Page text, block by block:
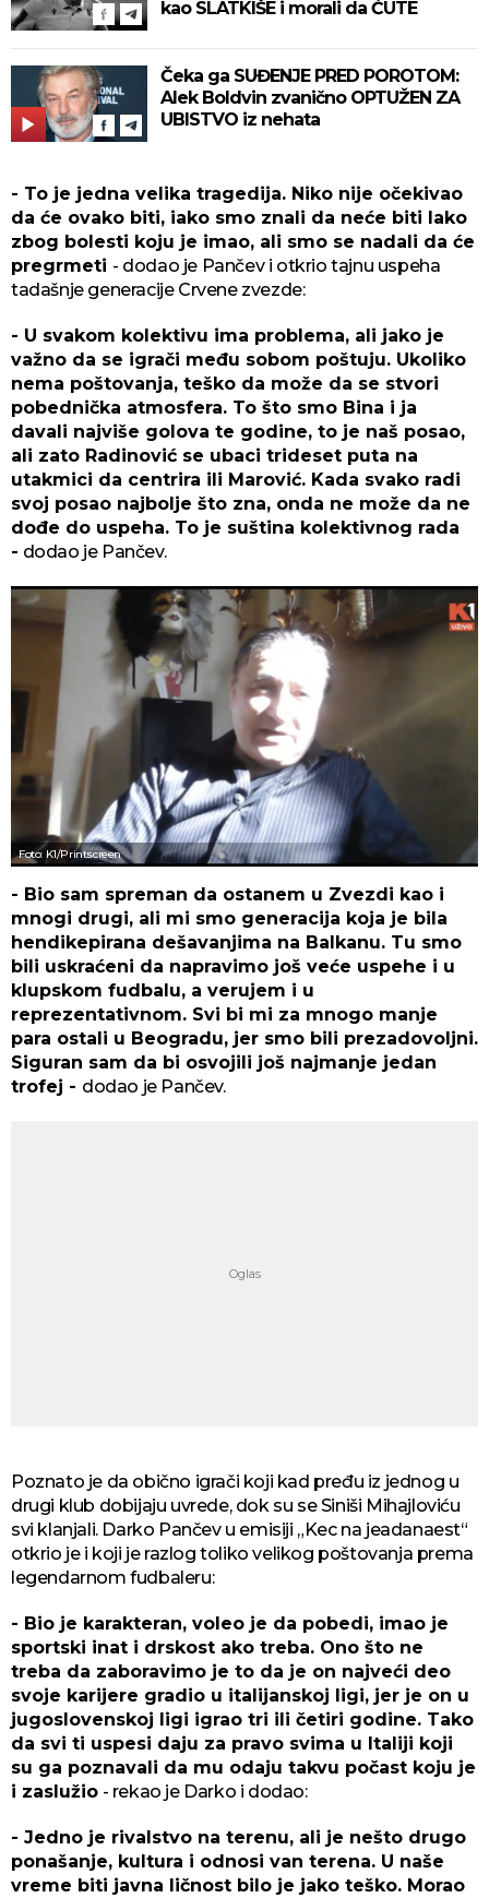
kao SLATKIŠE i morali da ĆUTE
Čeka ga SUĐENJE PRED POROTOM:
Alek Boldvin zvanično OPTUŽEN ZA
UBISTVO iz nehata
- To je jedna velika tragedija. Niko nije očekivao
da će ovako biti, iako smo znali da neće biti lako
zbog bolesti koju je imao, ali smo se nadali da će
pregrmeti - dodao je Pančev i otkrio tajnu uspeha
tadašnje generacije Crvene zvezde:
- U svakom kolektivu ima problema, ali jako je
važno da se igrači među sobom poštuju. Ukoliko
nema poštovanja, teško da može da se stvori
pobednička atmosfera. To što smo Bina i ja
davali najviše golova te godine, to je naš posao,
ali zato Radinović se ubaci trideset puta na
utakmici da centrira ili Marović. Kada svako radi
svoj posao najbolje što zna, onda ne može da ne
dođe do uspeha. To je suština kolektivnog rada
- dodao je Pančev.
Foto: K1/Printscreen
- Bio sam spreman da ostanem u Zvezdi kao i
mnogi drugi, ali mi smo generacija koja je bila
hendikepirana dešavanjima na Balkanu. Tu smo
bili uskraćeni da napravimo još veće uspehe i u
klupskom fudbalu, a verujem i u
reprezentativnom. Svi bi mi za mnogo manje
para ostali u Beogradu, jer smo bili prezadovoljni.
Siguran sam da bi osvojili još najmanje jedan
trofej - dodao je Pančev.
Poznato je da obično igrači koji kad pređu iz jednog u
drugi klub dobijaju uvrede, dok su se Siniši Mihajloviću
svi klanjali. Darko Pančev u emisiji „Kec na jeadanaest“
otkrio je i koji je razlog toliko velikog poštovanja prema
legendarnom fudbaleru:
- Bio je karakteran, voleo je da pobedi, imao je
sportski inat i drskost ako treba. Ono što ne
treba da zaboravimo je to da je on najveći deo
svoje karijere gradio u italijanskoj ligi, jer je on u
jugoslovenskoj ligi igrao tri ili četiri godine. Tako
da svi ti uspesi daju za pravo svima u Italiji koji
su ga poznavali da mu odaju takvu počast koju je
i zaslužio - rekao je Darko i dodao:
- Jedno je rivalstvo na terenu, ali je nešto drugo
ponašanje, kultura i odnosi van terena. U naše
vreme biti javna ličnost bilo je jako teško. Morao